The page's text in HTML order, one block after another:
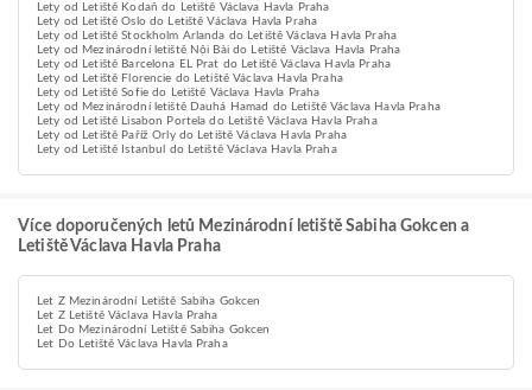
Lety od Letiště Kodaň do Letiště Václava Havla Praha
Lety od Letiště Oslo do Letiště Václava Havla Praha
Lety od Letiště Stockholm Arlanda do Letiště Václava Havla Praha
Lety od Mezinárodní letiště Nội Bài do Letiště Václava Havla Praha
Lety od Letiště Barcelona EL Prat do Letiště Václava Havla Praha
Lety od Letiště Florencie do Letiště Václava Havla Praha
Lety od Letiště Sofie do Letiště Václava Havla Praha
Lety od Mezinárodní letiště Dauhá Hamad do Letiště Václava Havla Praha
Lety od Letiště Lisabon Portela do Letiště Václava Havla Praha
Lety od Letiště Paříž Orly do Letiště Václava Havla Praha
Lety od Letiště Istanbul do Letiště Václava Havla Praha
Více doporučených letů Mezinárodní letiště Sabiha Gokcen a
Letiště Václava Havla Praha
Let Z Mezinárodní Letiště Sabiha Gokcen
Let Z Letiště Václava Havla Praha
Let Do Mezinárodní Letiště Sabiha Gokcen
Let Do Letiště Václava Havla Praha